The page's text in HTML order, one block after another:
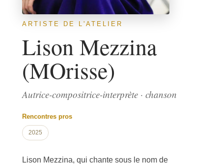
ARTISTE DE L'ATELIER
Lison Mezzina
(MOrisse)
Autrice-compositrice-interprète · chanson
Rencontres pros
2025
Lison Mezzina, qui chante sous le nom de